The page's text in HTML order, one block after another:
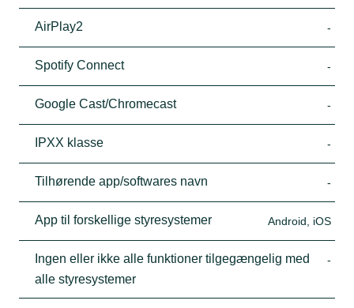
AirPlay2 -
Spotify Connect -
Google Cast/Chromecast -
IPXX klasse -
Tilhørende app/softwares navn -
App til forskellige styresystemer Android, iOS
Ingen eller ikke alle funktioner tilgegængelig med
alle styresystemer
-